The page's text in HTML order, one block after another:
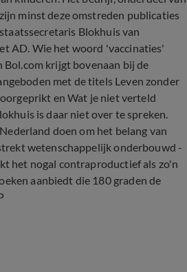
minst deze omstreden publicaties
Blokhuis van
AD. Wie het woord 'vaccinaties'
krijgt bovenaan bij de
met de titels Leven zonder
en Wat je niet verteld
is daar niet over te spreken.
doen om het belang van
wetenschappelijk onderbouwd -
het nogal contraproductief als zo'n
aanbiedt die 180 graden de